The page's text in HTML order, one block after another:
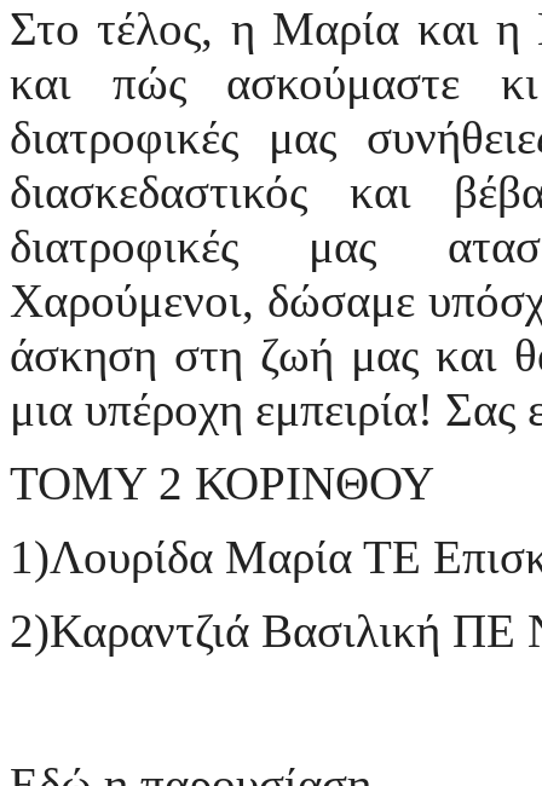
Στο τέλος, η Μαρία και η
και πώς ασκούμαστε
διατροφικές μας
διασκεδαστικός και
διατροφικές μας
Χαρούμενοι, δώσαμε
άσκηση στη ζωή μας και
μια υπέροχη εμπειρία! Σας
ΤΟΜΥ 2 ΚΟΡΙΝΘΟΥ
1)Λουρίδα Μαρία ΤΕ
2)Καραντζιά Βασιλική ΠΕ